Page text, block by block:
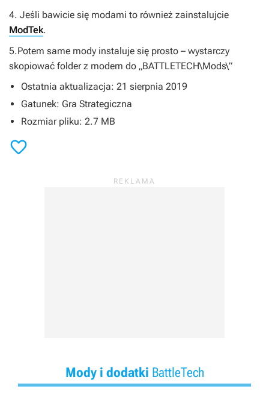
4. Jeśli bawicie się modami to również zainstalujcie
ModTek.
5.Potem same mody instaluje się prosto – wystarczy
skopiować folder z modem do „BATTLETECH\Mods\”
Ostatnia aktualizacja: 21 sierpnia 2019
Gatunek: Gra Strategiczna
Rozmiar pliku: 2.7 MB

Mody i dodatki BattleTech